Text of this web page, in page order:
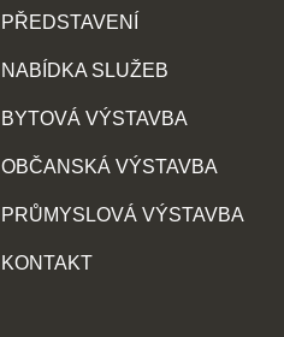
PŘEDSTAVENÍ
NABÍDKA SLUŽEB
BYTOVÁ VÝSTAVBA
OBČANSKÁ VÝSTAVBA
PRŮMYSLOVÁ VÝSTAVBA
KONTAKT